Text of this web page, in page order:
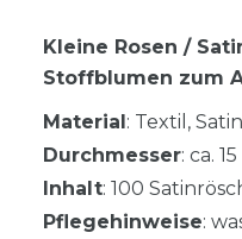
Kleine Rosen /
Stoffblumen zum
Material : Textil,
Durchmesser: ca.
Inhalt: 100
Pflegehinweise: